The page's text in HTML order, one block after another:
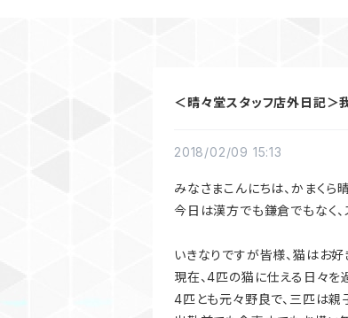
＜晴々堂スタッフ店外日記＞
2018/02/09 15:13
みなさまこんにちは、かまくら
今日は漢方でも鎌倉でもなく
いきなりですが皆様、猫はお好
現在、4匹の猫に仕える日々を
4匹とも元々野良で、三匹は親